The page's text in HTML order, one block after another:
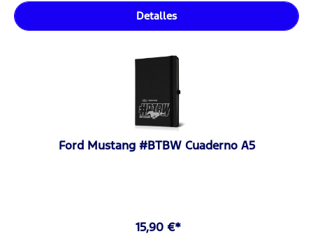
Detalles
Ford Mustang #BTBW Cuaderno A5
15,90 €*